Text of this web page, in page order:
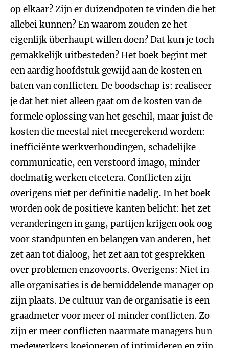
op elkaar? Zijn er duizendpoten te vinden die het
allebei kunnen? En waarom zouden ze het
eigenlijk überhaupt willen doen? Dat kun je toch
gemakkelijk uitbesteden? Het boek begint met
een aardig hoofdstuk gewijd aan de kosten en
baten van conflicten. De boodschap is: realiseer
je dat het niet alleen gaat om de kosten van de
formele oplossing van het geschil, maar juist de
kosten die meestal niet meegerekend worden:
inefficiënte werkverhoudingen, schadelijke
communicatie, een verstoord imago, minder
doelmatig werken etcetera. Conflicten zijn
overigens niet per definitie nadelig. In het boek
worden ook de positieve kanten belicht: het zet
veranderingen in gang, partijen krijgen ook oog
voor standpunten en belangen van anderen, het
zet aan tot dialoog, het zet aan tot gesprekken
over problemen enzovoorts. Overigens: Niet in
alle organisaties is de bemiddelende manager op
zijn plaats. De cultuur van de organisatie is een
graadmeter voor meer of minder conflicten. Zo
zijn er meer conflicten naarmate managers hun